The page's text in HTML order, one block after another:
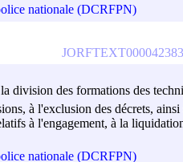
nationale (DCRFPN)
division des formations des
à l'exclusion des décrets,
à l'engagement, à la
nationale (DCRFPN)